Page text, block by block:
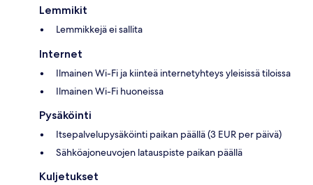
Lemmikit
Lemmikkejä ei sallita
Internet
Ilmainen Wi-Fi ja kiinteä internetyhteys yleisissä tiloissa
Ilmainen Wi-Fi huoneissa
Pysäköinti
Itsepalvelupysäköinti paikan päällä (3 EUR per päivä)
Sähköajoneuvojen latauspiste paikan päällä
Kuljetukset